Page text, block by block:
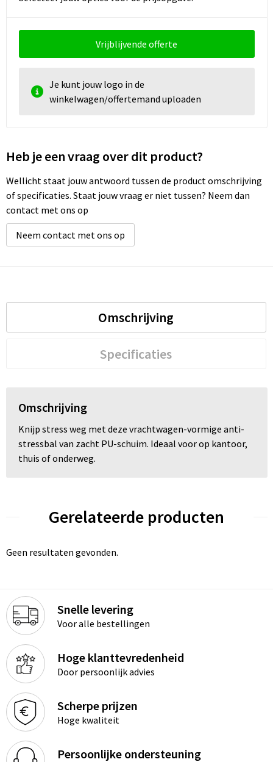
Vrijblijvende offerte
Je kunt jouw logo in de
winkelwagen/offertemand uploaden
Heb je een vraag over dit product?
Wellicht staat jouw antwoord tussen de product omschrijving
of specificaties. Staat jouw vraag er niet tussen? Neem dan
contact met ons op
Neem contact met ons op
Omschrijving
Specificaties
Omschrijving
Knijp stress weg met deze vrachtwagen-vormige anti-
stressbal van zacht PU-schuim. Ideaal voor op kantoor,
thuis of onderweg.
Gerelateerde producten
Geen resultaten gevonden.
Snelle levering
Voor alle bestellingen
Hoge klanttevredenheid
Door persoonlijk advies
Scherpe prijzen
Hoge kwaliteit
Persoonlijke ondersteuning